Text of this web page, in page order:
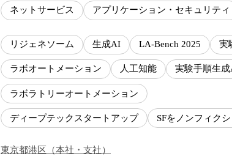
ネットサービス アプリケーション・セキュリティ
リジェネソーム 生成AI LA-Bench 2025 実
ラボオートメーション 人工知能 実験手順生
ラボラトリーオートメーション
ディープテックスタートアップ SFをノンフィク
東京都港区 （本社・支社）